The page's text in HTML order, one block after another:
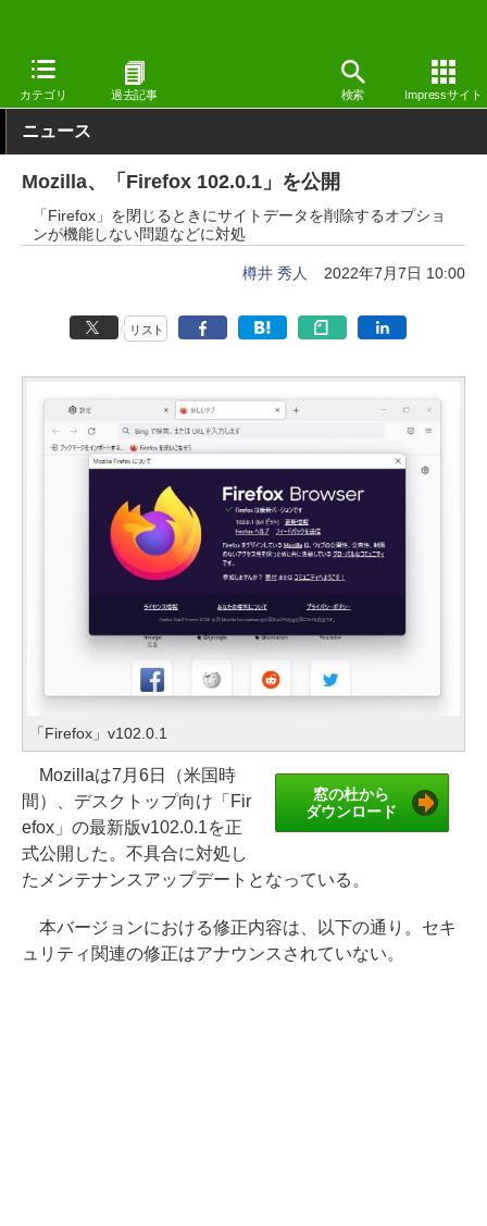
カテゴリ 過去記事 検索 Impressサイト
窓の杜 インターネット Windows
ニュース
Mozilla、「Firefox 102.0.1」を公開
「Firefox」を閉じるときにサイトデータを削除するオプショ
ンが機能しない問題などに対処
樽井 秀人 2022年7月7日 10:00
リスト
「Firefox」v102.0.1
窓の杜から
ダウンロード
Mozillaは7月6日（米国時
間）、デスクトップ向け「Fir
efox」の最新版v102.0.1を正
式公開した。不具合に対処し
たメンテナンスアップデートとなっている。
本バージョンにおける修正内容は、以下の通り。セキ
ュリティ関連の修正はアナウンスされていない。